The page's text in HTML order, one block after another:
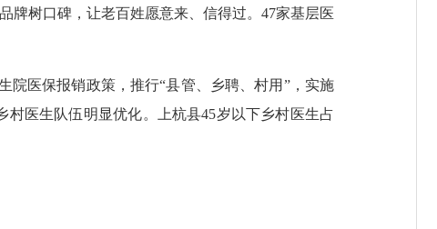
牌树口碑，让老百姓愿意来、信得过。47家基层医
医保报销政策，推行“县管、乡聘、村用”，实施
医生队伍明显优化。上杭县45岁以下乡村医生占